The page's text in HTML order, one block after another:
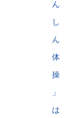
ん
し
ん
体
操
」
は